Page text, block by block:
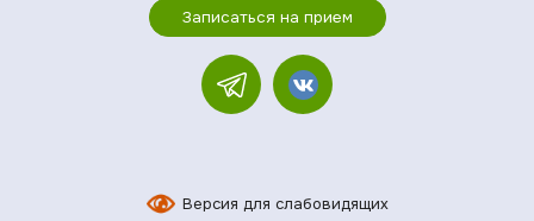
Записаться на прием
Версия для слабовидящих